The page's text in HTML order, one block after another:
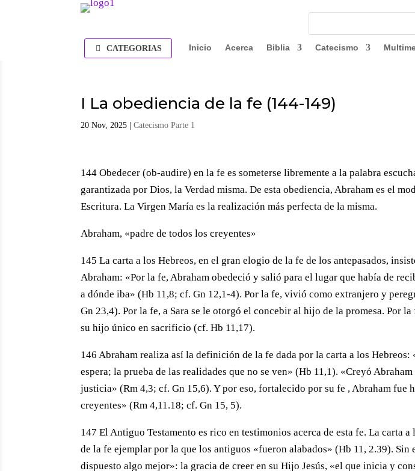
CATEGORIAS Inicio Acerca Biblia Catecismo
I La obediencia de la fe (144-149)
20 Nov, 2025 |Catecismo Parte 1
144 Obedecer (ob-audire) en la fe es someterse libremente a la palabra
garantizada por Dios, la Verdad misma. De esta obediencia, Abraham es el
Escritura. La Virgen María es la realización más perfecta de la misma.
Abraham, «padre de todos los creyentes»
145 La carta a los Hebreos, en el gran elogio de la fe de los antepasados,
Abraham: «Por la fe, Abraham obedeció y salió para el lugar que había de
a dónde iba» (Hb 11,8; cf. Gn 12,1-4). Por la fe, vivió como extranjero y
Gn 23,4). Por la fe, a Sara se le otorgó el concebir al hijo de la promesa. Por
su hijo único en sacrificio (cf. Hb 11,17).
146 Abraham realiza así la definición de la fe dada por la carta a los Hebreos:
espera; la prueba de las realidades que no se ven» (Hb 11,1). «Creyó
justicia» (Rm 4,3; cf. Gn 15,6). Y por eso, fortalecido por su fe , Abraham fue
creyentes» (Rm 4,11.18; cf. Gn 15, 5).
147 El Antiguo Testamento es rico en testimonios acerca de esta fe. La carta
de la fe ejemplar por la que los antiguos «fueron alabados» (Hb 11, 2.39). Sin
dispuesto algo mejor»: la gracia de creer en su Hijo Jesús, «el que inicia y